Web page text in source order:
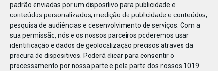
padrão enviadas por um dispositivo para publicidade e
conteúdos personalizados, medição de publicidade e conteúdos,
pesquisa de audiências e desenvolvimento de serviços. Com a
sua permissão, nós e os nossos parceiros poderemos usar
identificação e dados de geolocalização precisos através da
procura de dispositivos. Poderá clicar para consentir o
processamento por nossa parte e pela parte dos nossos 1019